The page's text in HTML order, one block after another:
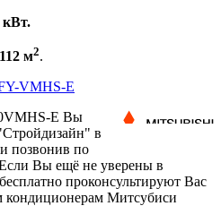
кВт.
м2.
VMHS-E
E Вы
в
позвонив по
Вы ещё не уверены в
проконсультируют Вас
кондиционерам Митсубиси